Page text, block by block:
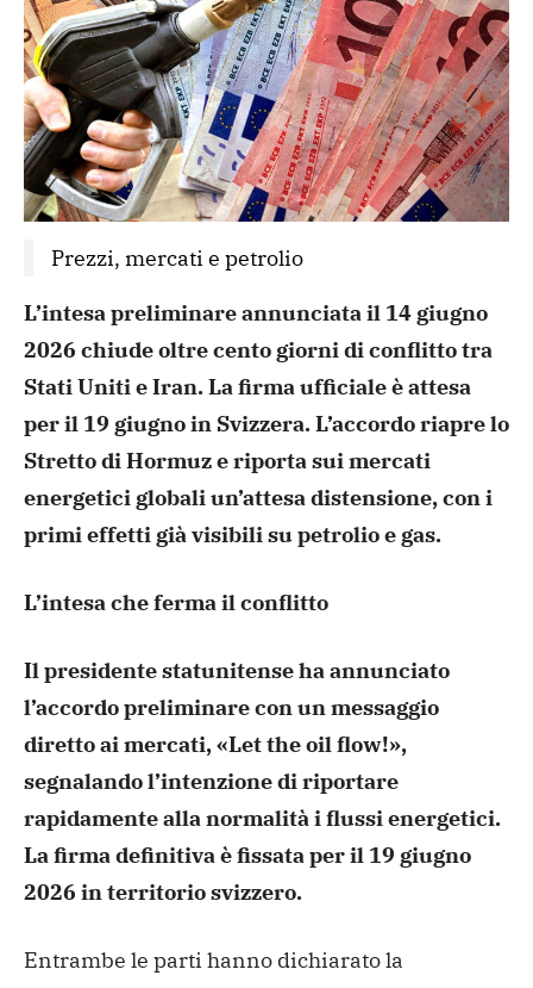
Prezzi, mercati e petrolio
L’intesa preliminare annunciata il 14 giugno
2026 chiude oltre cento giorni di conflitto tra
Stati Uniti e Iran. La firma ufficiale è attesa
per il 19 giugno in Svizzera. L’accordo riapre lo
Stretto di Hormuz e riporta sui mercati
energetici globali un’attesa distensione, con i
primi effetti già visibili su petrolio e gas.
L’intesa che ferma il conflitto
Il presidente statunitense ha annunciato
l’accordo preliminare con un messaggio
diretto ai mercati, «Let the oil flow!»,
segnalando l’intenzione di riportare
rapidamente alla normalità i flussi energetici.
La firma definitiva è fissata per il 19 giugno
2026 in territorio svizzero.
Entrambe le parti hanno dichiarato la